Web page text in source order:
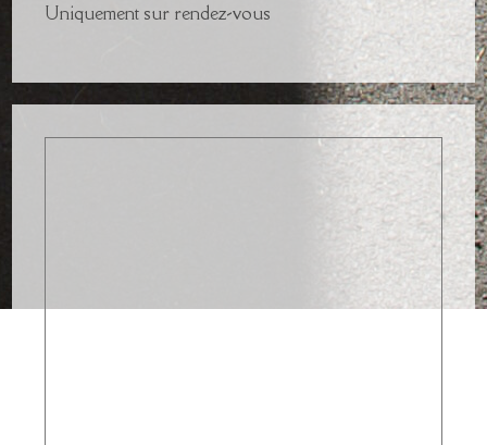
Uniquement sur rendez-vous